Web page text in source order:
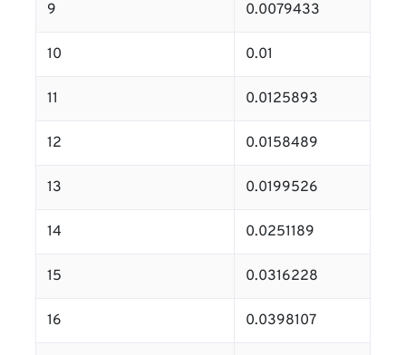
9 0.0079433
10 0.01
11 0.0125893
12 0.0158489
13 0.0199526
14 0.0251189
15 0.0316228
16 0.0398107